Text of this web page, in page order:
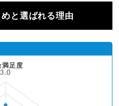
と選ばれる理由
満足度
3.0